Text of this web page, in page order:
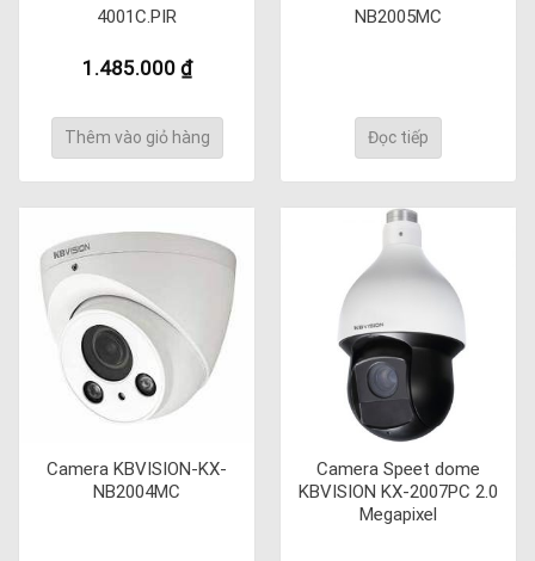
4001C.PIR
1.485.000 ₫
Thêm vào giỏ hàng
NB2005MC
Đọc tiếp
Camera KBVISION-KX-
NB2004MC
Camera Speet dome
KBVISION KX-2007PC 2.0
Megapixel